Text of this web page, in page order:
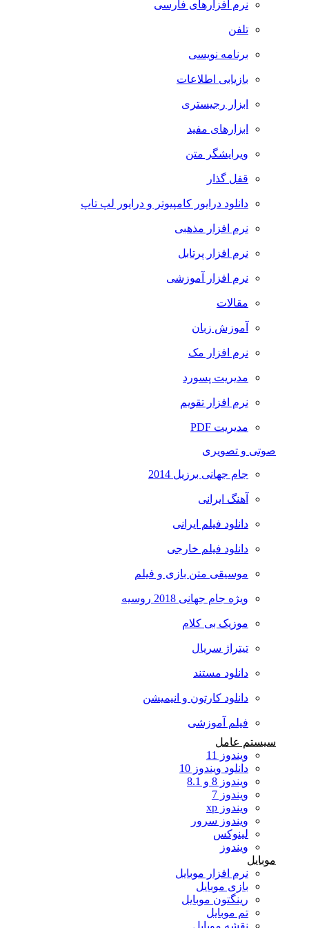
نرم افزارهای فارسی
تلفن
برنامه نویسی
بازیابی اطلاعات
ابزار رجیستری
ابزارهای مفید
ویرایشگر متن
قفل گذار
دانلود درایور کامپیوتر و درایور لپ تاپ
نرم افزار مذهبی
نرم افزار پرتابل
نرم افزار آموزشی
مقالات
آموزش زبان
نرم افزار مک
مدیریت پسورد
نرم افزار تقویم
مدیریت PDF
صوتی و تصویری
جام جهانی برزیل 2014
آهنگ ایرانی
دانلود فیلم ایرانی
دانلود فیلم خارجی
موسیقی متن بازی و فیلم
ویژه جام جهانی 2018 روسیه
موزیک بی کلام
تیتراژ سریال
دانلود مستند
دانلود کارتون و انیمیشن
فیلم آموزشی
سیستم عامل
ویندوز 11
دانلود ویندوز 10
ویندوز 8 و 8.1
ویندوز 7
ویندوز xp
ویندوز سرور
لینوکس
ویندوز
موبایل
نرم افزار موبایل
بازی موبایل
رینگتون موبایل
تم موبایل
نقشه موبایل